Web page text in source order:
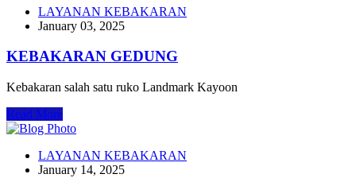
LAYANAN KEBAKARAN
January 03, 2025
KEBAKARAN GEDUNG
Kebakaran salah satu ruko Landmark Kayoon
Read More
LAYANAN KEBAKARAN
January 14, 2025